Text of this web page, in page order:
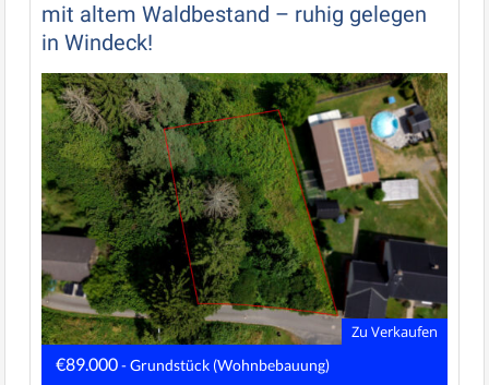
mit altem Waldbestand – ruhig gelegen
in Windeck!
Zu Verkaufen
€89.000- Grundstück (Wohnbebauung)